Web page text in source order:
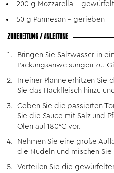
200 g Mozzarella -
50 g Parmesan - gerieben
ZUBEREITUNG / ANLEITUNG
Bringen Sie Salzwasser in
Packungsanweisungen zu.
In einer Pfanne erhitzen
Sie das Hackfleisch hinzu
Geben Sie die passierten
Sie die Sauce mit Salz und
Ofen auf 180°C vor.
Nehmen Sie eine große
die Nudeln und mischen
Verteilen Sie die